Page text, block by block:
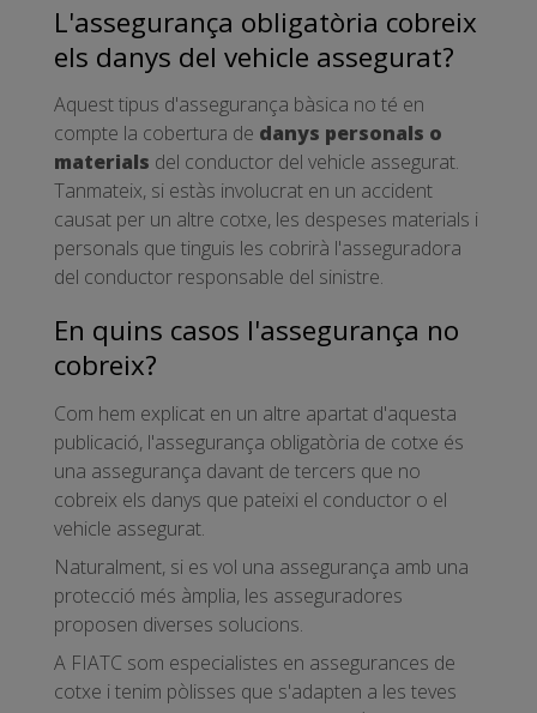
L'assegurança obligatòria cobreix
els danys del vehicle assegurat?
Aquest tipus d'assegurança bàsica no té en
compte la cobertura de danys personals o
materials del conductor del vehicle assegurat.
Tanmateix, si estàs involucrat en un accident
causat per un altre cotxe, les despeses materials i
personals que tinguis les cobrirà l'asseguradora
del conductor responsable del sinistre.
En quins casos l'assegurança no
cobreix?
Com hem explicat en un altre apartat d'aquesta
publicació, l'assegurança obligatòria de cotxe és
una assegurança davant de tercers que no
cobreix els danys que pateixi el conductor o el
vehicle assegurat.
Naturalment, si es vol una assegurança amb una
protecció més àmplia, les asseguradores
proposen diverses solucions.
A FIATC som especialistes en assegurances de
cotxe i tenim pòlisses que s'adapten a les teves